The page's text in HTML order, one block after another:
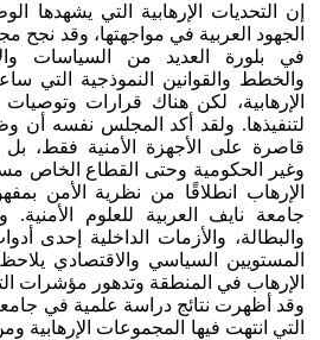
إن التحديات الإرهابية التي يشهدها
الجهود العربية في مواجهتها، وقد نجح
في بلورة العديد من السياسات
والخطط والقوانين النموذجية التي
الإرهابية، لكن هناك قرارات
لتنفيذها. ولقد أكد المجلس نفسه أن
قاصرة على الأجهزة الأمنية فقط،
وغير الحكومية وحتى القطاع الخاص
الإرهاب انطلاقًا من نظرية الأمن
جامعة نايف العربية للعلوم
والبطالة، والأزمات الداخلية إحدى
المستويين السياسي والاقتصادي
الإرهاب في المنطقة وتدهور مؤشرات
وقد أظهرت نتائج دراسة علمية في